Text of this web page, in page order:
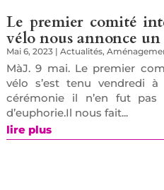
Le premier comité
vélo nous annonce
Mai 6, 2023| Actualités,
MàJ. 9 mai. Le premier
vélo s’est tenu vendredi
cérémonie il n’en fut
d’euphorie.Il nous fait...
lire plus